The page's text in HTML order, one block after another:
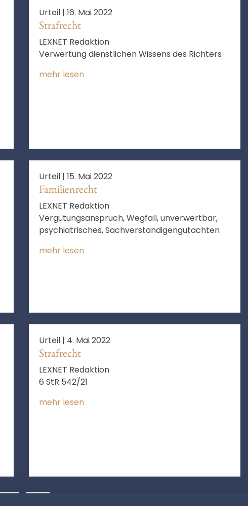
Urteil | 16. Mai 2022
Strafrecht
LEXNET Redaktion
Verwertung dienstlichen Wissens des Richters
mehr lesen
Urteil | 15. Mai 2022
Familienrecht
LEXNET Redaktion
Vergütungsanspruch, Wegfall, unverwertbar,
psychiatrisches, Sachverständigengutachten
mehr lesen
Urteil | 4. Mai 2022
Strafrecht
LEXNET Redaktion
6 StR 542/21
mehr lesen